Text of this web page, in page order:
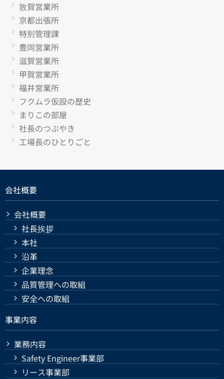
敦賀営業所
京都出張所
特別管理課
豊岡営業所
滋賀営業所
甲賀営業所
福井営業所
フクムラ仮設の歴史
まりこの部屋
社長のつぶやき
工場長のひとりごと
会社概要
会社概要
社長挨拶
本社
沿革
企業理念
品質管理への取組
安全への取組
事業内容
業務内容
Safety Engineer事業部
リース事業部